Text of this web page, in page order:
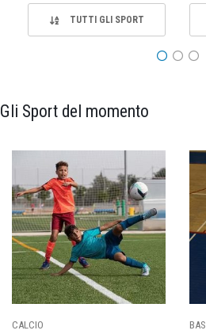
TUTTI GLI SPORT
Gli Sport del momento
PALLAVOLO